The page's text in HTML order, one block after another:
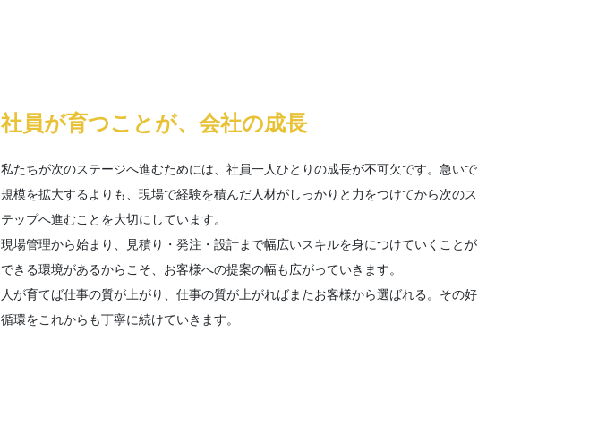
社員が育つことが、会社の成長
私たちが次のステージへ進むためには、社員一人ひとりの成長が不可欠です。急いで
規模を拡大するよりも、現場で経験を積んだ人材がしっかりと力をつけてから次のス
テップへ進むことを大切にしています。
現場管理から始まり、見積り・発注・設計まで幅広いスキルを身につけていくことが
できる環境があるからこそ、お客様への提案の幅も広がっていきます。
人が育てば仕事の質が上がり、仕事の質が上がればまたお客様から選ばれる。その好
循環をこれからも丁寧に続けていきます。